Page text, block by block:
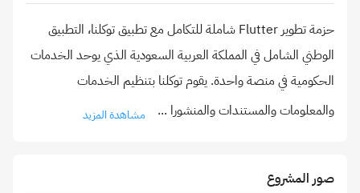
حزمة تطوير Flutter شاملة للتكامل مع تطبيق توكلنا، التطبيق
الوطني الشامل في المملكة العربية السعودية الذي يوحد الخدمات
الحكومية في منصة واحدة. يقوم توكلنا بتنظيم الخدمات
والمعلومات والمستندات والمنشورا ... مشاهدة المزيد
صور المشروع